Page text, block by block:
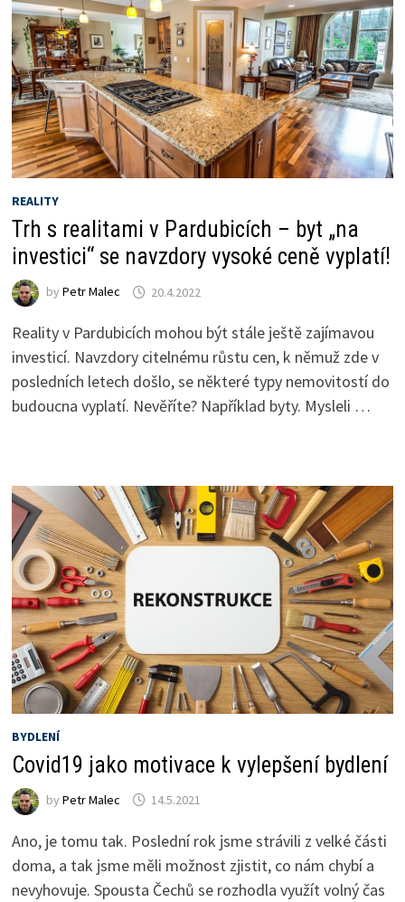
REALITY
Trh s realitami v Pardubicích – byt „na
investici“ se navzdory vysoké ceně vyplatí!
by Petr Malec 20.4.2022
Reality v Pardubicích mohou být stále ještě zajímavou
investicí. Navzdory citelnému růstu cen, k němuž zde v
posledních letech došlo, se některé typy nemovitostí do
budoucna vyplatí. Nevěříte? Například byty. Mysleli …
BYDLENÍ
Covid19 jako motivace k vylepšení bydlení
by Petr Malec 14.5.2021
Ano, je tomu tak. Poslední rok jsme strávili z velké části
doma, a tak jsme měli možnost zjistit, co nám chybí a
nevyhovuje. Spousta Čechů se rozhodla využít volný čas